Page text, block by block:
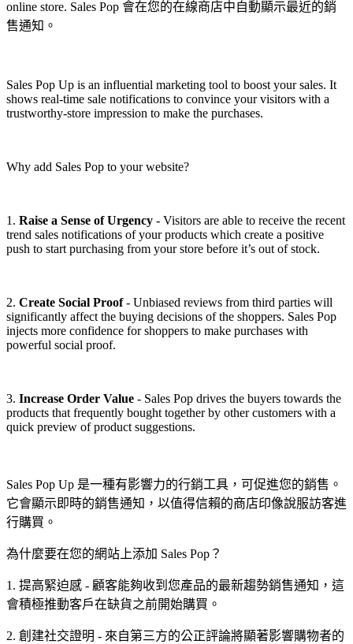
online store. Sales Pop 會在您的在線商店中自動顯示最近的銷
售通知。
Sales Pop Up is an influential marketing tool to boost your sales. It
shows real-time sale notifications to convince your visitors with a
trustworthy-store impression to make the purchases.
Why add Sales Pop to your website?
1. Raise a Sense of Urgency - Visitors are able to receive the recent
trend sales notifications of your products which create a positive
push to start purchasing from your store before it’s out of stock.
2. Create Social Proof- Unbiased reviews from third parties will
significantly affect the buying decisions of the shoppers. Sales Pop
injects more confidence for shoppers to make purchases with
powerful social proof.
3. Increase Order Value - Sales Pop drives the buyers towards the
products that frequently bought together by other customers with a
quick preview of product suggestions.
Sales Pop Up 是一種有影響力的行銷工具，可促進您的銷售。
它會顯示即時的銷售通知，以值得信賴的商店印像說服訪客進
行購買。
為什麼要在您的網站上添加 Sales Pop？
1. 提高緊迫感 - 顧客能夠收到您產品的最新趨勢銷售通知，這
會積極推動客戶在缺貨之前開始購買。
2. 創建社交證明 - 來自第三方的公正評論將顯著影響購物者的